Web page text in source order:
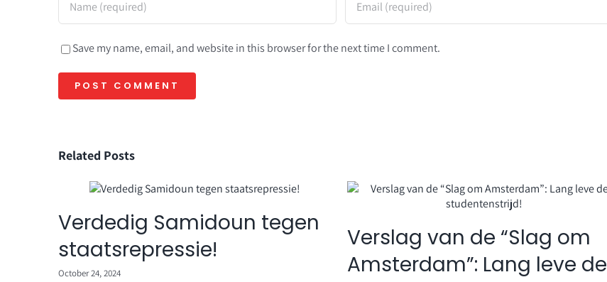
Save my name, email, and website in this browser for the next time I comment.
Related Posts
Verdedig Samidoun tegen
staatsrepressie!
October 24, 2024
Verslag van de “Slag om
Amsterdam”: Lang leve de